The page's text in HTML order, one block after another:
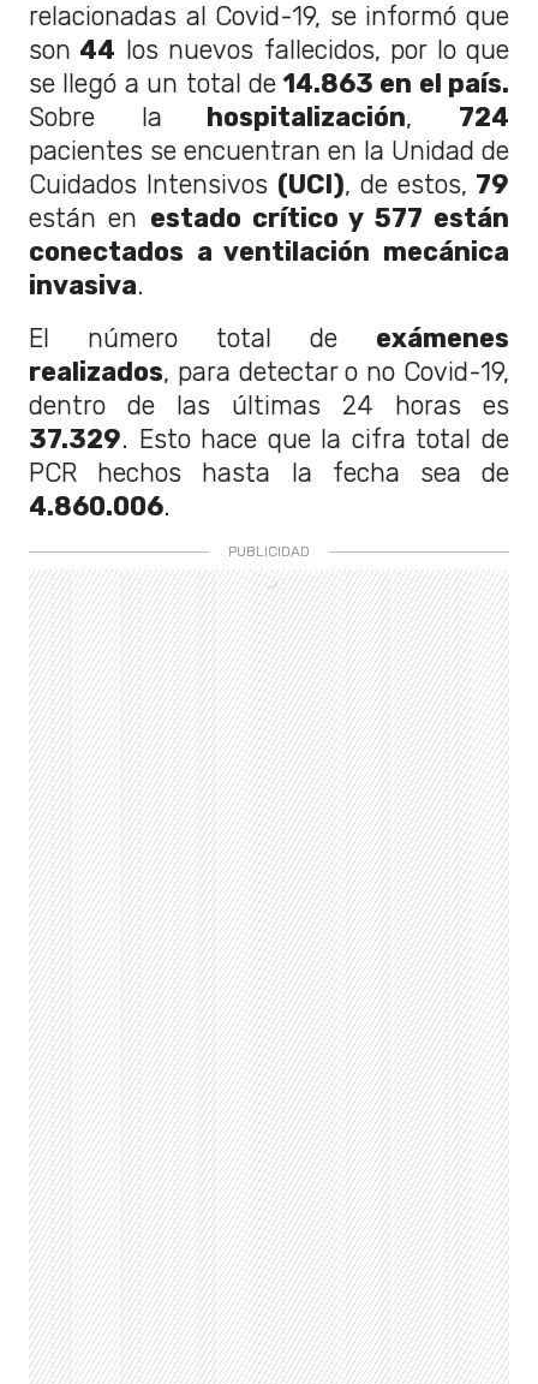
relacionadas al Covid-19, se informó que
son 44 los nuevos fallecidos, por lo que
se llegó a un total de 14.863 en el país.
Sobre la hospitalización, 724
pacientes se encuentran en la Unidad de
Cuidados Intensivos (UCI), de estos, 79
están en estado crítico y 577 están
conectados a ventilación mecánica
invasiva.
El número total de exámenes
realizados, para detectar o no Covid-19,
dentro de las últimas 24 horas es
37.329. Esto hace que la cifra total de
PCR hechos hasta la fecha sea de
4.860.006.